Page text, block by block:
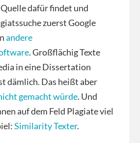
dafür findet und
zuerst Google
andere
. Großflächig Texte
in eine Dissertation
dämlich. Das heißt aber
gemacht würde. Und
auf dem Feld Plagiate viel
Similarity Texter.